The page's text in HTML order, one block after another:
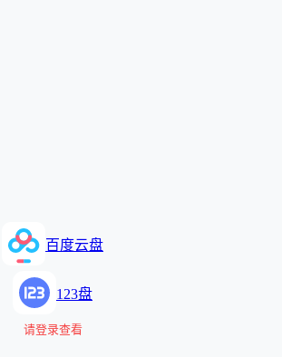
百度云盘
123盘
请登录查看